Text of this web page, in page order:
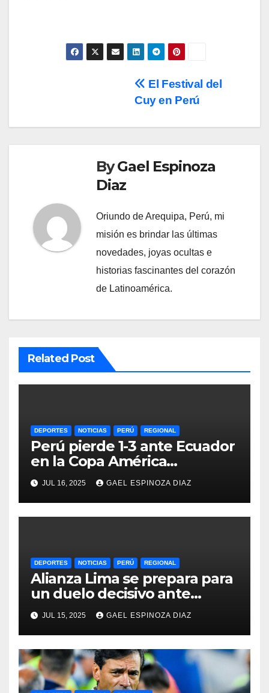
El Festival del
Cuy en Perú
ByGael Espinoza
Diaz
Oriundo de Arequipa, Perú, mi
misión es brindar las últimas
novedades, joyas ocultas e
historias fascinantes del corazón
de Latinoamérica.
Related Post
DEPORTES NOTICIAS PERÚ REGIONAL
Perú pierde 1-3 ante Ecuador
en la Copa América
Femenina y lidera el Grupo A
JUL 16, 2025 GAEL ESPINOZA DIAZ
DEPORTES NOTICIAS PERÚ REGIONAL
Alianza Lima se prepara para
un duelo decisivo ante
Gremio por la Sudamericana
2025
JUL 15, 2025 GAEL ESPINOZA DIAZ